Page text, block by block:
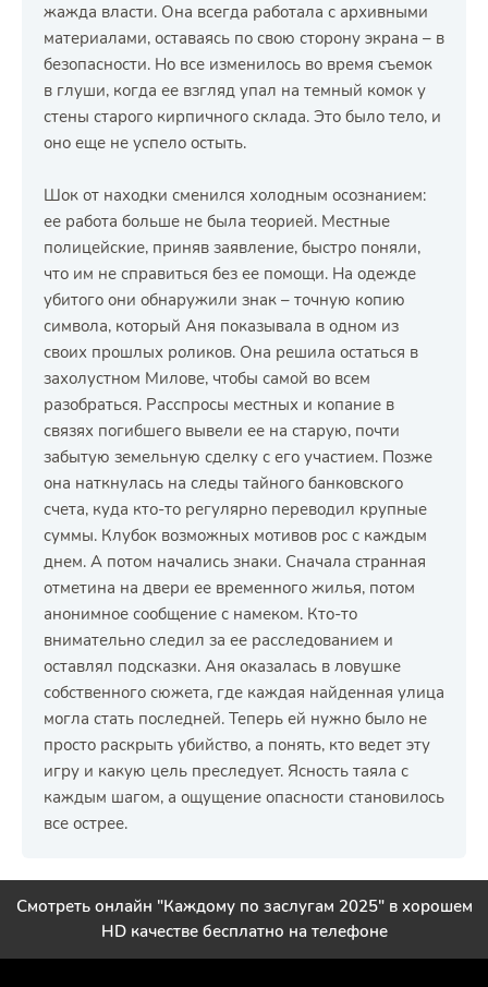
жажда власти. Она всегда работала с архивными
материалами, оставаясь по свою сторону экрана – в
безопасности. Но все изменилось во время съемок
в глуши, когда ее взгляд упал на темный комок у
стены старого кирпичного склада. Это было тело, и
оно еще не успело остыть.
Шок от находки сменился холодным осознанием:
ее работа больше не была теорией. Местные
полицейские, приняв заявление, быстро поняли,
что им не справиться без ее помощи. На одежде
убитого они обнаружили знак – точную копию
символа, который Аня показывала в одном из
своих прошлых роликов. Она решила остаться в
захолустном Милове, чтобы самой во всем
разобраться. Расспросы местных и копание в
связях погибшего вывели ее на старую, почти
забытую земельную сделку с его участием. Позже
она наткнулась на следы тайного банковского
счета, куда кто-то регулярно переводил крупные
суммы. Клубок возможных мотивов рос с каждым
днем. А потом начались знаки. Сначала странная
отметина на двери ее временного жилья, потом
анонимное сообщение с намеком. Кто-то
внимательно следил за ее расследованием и
оставлял подсказки. Аня оказалась в ловушке
собственного сюжета, где каждая найденная улица
могла стать последней. Теперь ей нужно было не
просто раскрыть убийство, а понять, кто ведет эту
игру и какую цель преследует. Ясность таяла с
каждым шагом, а ощущение опасности становилось
все острее.
Смотреть онлайн "Каждому по заслугам 2025" в хорошем
HD качестве бесплатно на телефоне